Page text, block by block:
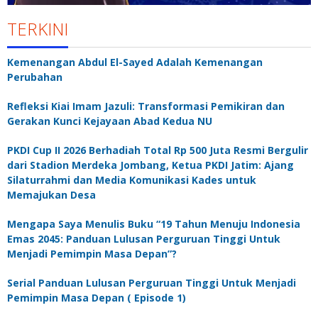
TERKINI
Kemenangan Abdul El-Sayed Adalah Kemenangan
Perubahan
Refleksi Kiai Imam Jazuli: Transformasi Pemikiran dan
Gerakan Kunci Kejayaan Abad Kedua NU
PKDI Cup II 2026 Berhadiah Total Rp 500 Juta Resmi Bergulir
dari Stadion Merdeka Jombang, Ketua PKDI Jatim: Ajang
Silaturrahmi dan Media Komunikasi Kades untuk
Memajukan Desa
Mengapa Saya Menulis Buku “19 Tahun Menuju Indonesia
Emas 2045: Panduan Lulusan Perguruan Tinggi Untuk
Menjadi Pemimpin Masa Depan”?
Serial Panduan Lulusan Perguruan Tinggi Untuk Menjadi
Pemimpin Masa Depan ( Episode 1)